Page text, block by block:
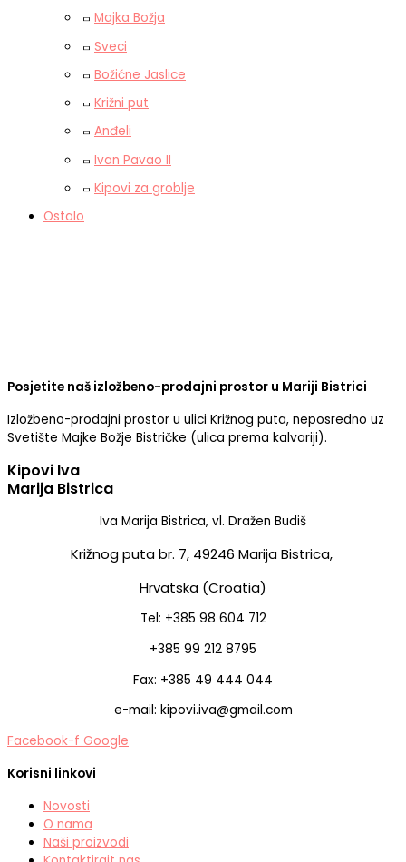
Majka Božja
Sveci
Božićne Jaslice
Križni put
Anđeli
Ivan Pavao II
Kipovi za groblje
Ostalo
Posjetite naš izložbeno-prodajni prostor u Mariji Bistrici
Izložbeno-prodajni prostor u ulici Križnog puta, neposredno uz
Svetište Majke Božje Bistričke (ulica prema kalvariji).
Kipovi Iva
Marija Bistrica
Iva Marija Bistrica, vl. Dražen Budiš
Križnog puta br. 7, 49246 Marija Bistrica,
Hrvatska (Croatia)
Tel: +385 98 604 712
+385 99 212 8795
Fax: +385 49 444 044
e-mail: kipovi.iva@gmail.com
Facebook-f Google
Korisni linkovi
Novosti
O nama
Naši proizvodi